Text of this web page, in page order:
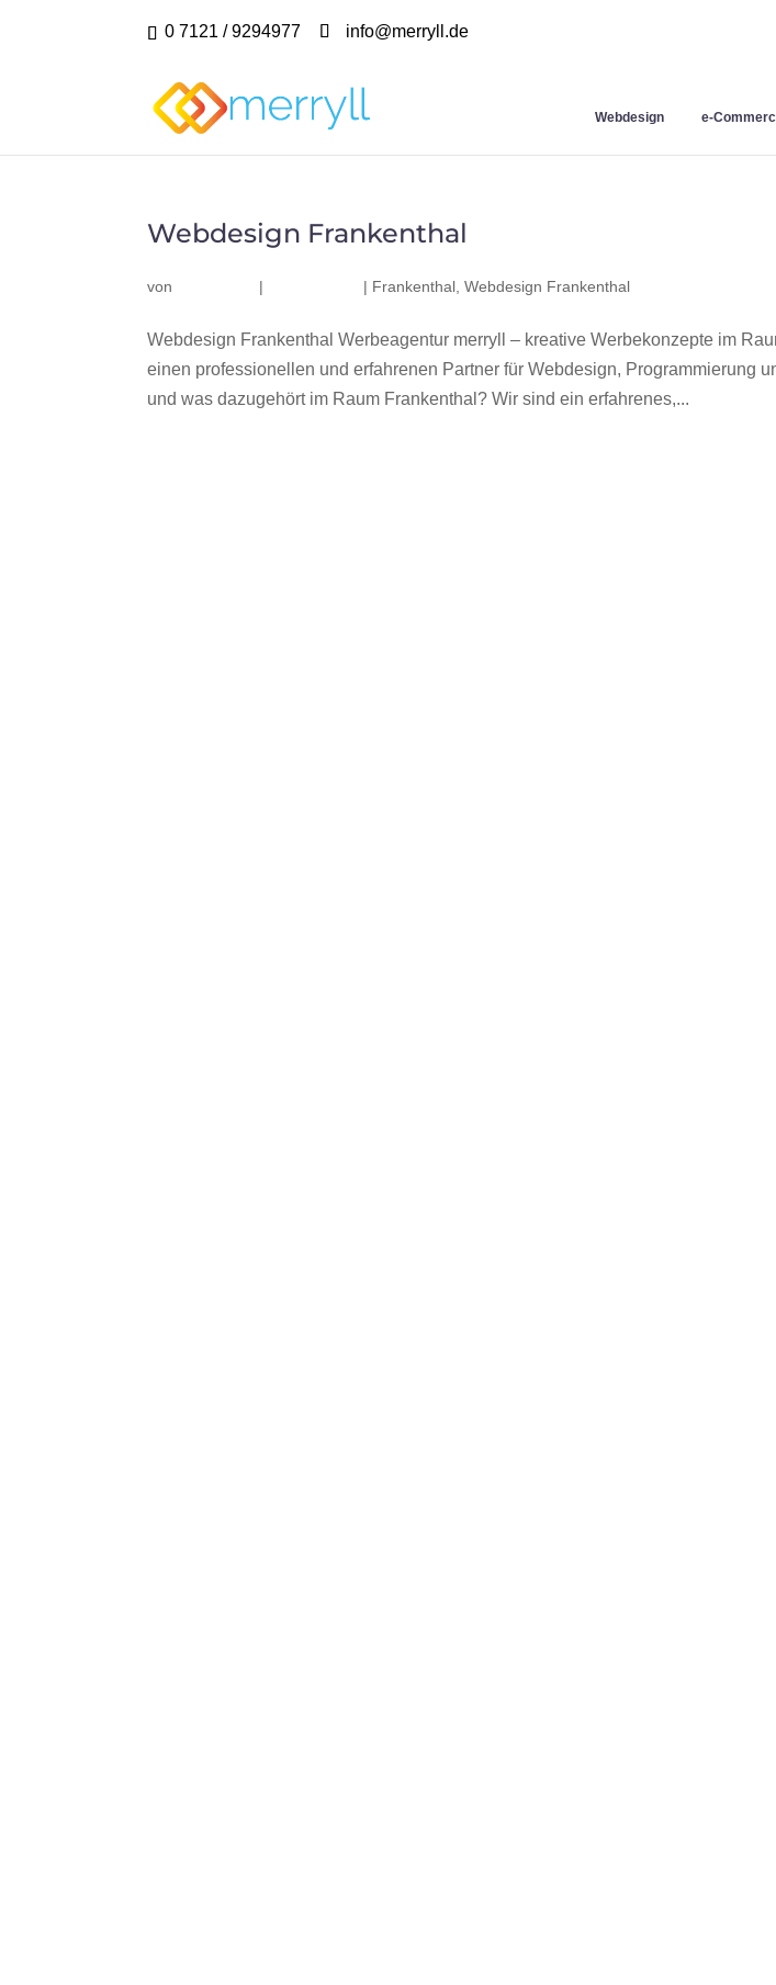
0 7121 / 9294977 info@merryll.de
Webdesign e-
Webdesign Frankenthal
von | | Frankenthal ,Webdesign Frankenthal
Webdesign Frankenthal Werbeagentur merryll – kreative Werbekonzepte im
einen professionellen und erfahrenen Partner für Webdesign, Programmierung
und was dazugehört im Raum Frankenthal? Wir sind ein erfahrenes,...